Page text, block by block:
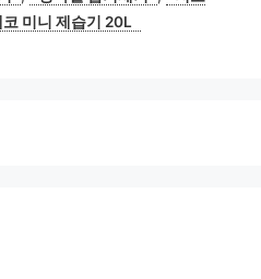
미니 제습기 20L